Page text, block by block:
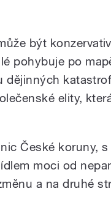
být
pohybuje po
dějinných
elity,
České koruny,
moci od
a na druhé